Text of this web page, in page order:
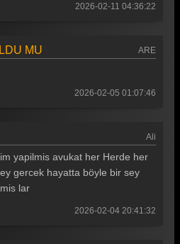
2026-02-11 04:36:22
MU ARE
2026-02-05 01:07:46
Ali
yapilmis avukat her Herde her
gercek hayatta böyle bir sey
lar
2026-02-04 20:41:32